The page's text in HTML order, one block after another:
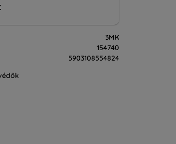
3MK
154740
5903108554824